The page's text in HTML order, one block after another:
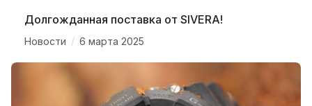
Долгожданная поставка от SIVERA!
Новости / 6 марта 2025